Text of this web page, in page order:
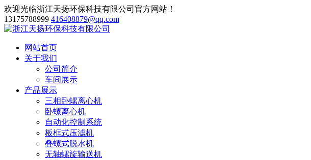
欢迎光临浙江天扬环保科技有限公司官方网站！
13175788999 416408879@qq.com
网站首页
关于我们
公司简介
车间展示
产品展示
三相卧螺离心机
卧螺离心机
自动化控制系统
板框式压滤机
叠螺式脱水机
无轴螺旋输送机